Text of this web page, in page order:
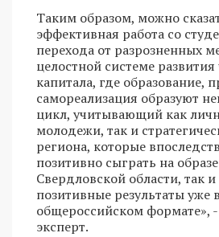
Таким образом, можно
эффективная работа со
перехода от разрозненных
целостной системе развития
капитала, где образование,
самореализация образуют
цикл, учитывающий как
молодежи, так и
региона, которые
позитивно сыграть на
Свердловской области, так
позитивные результаты уже в
общероссийском формате»,
эксперт.